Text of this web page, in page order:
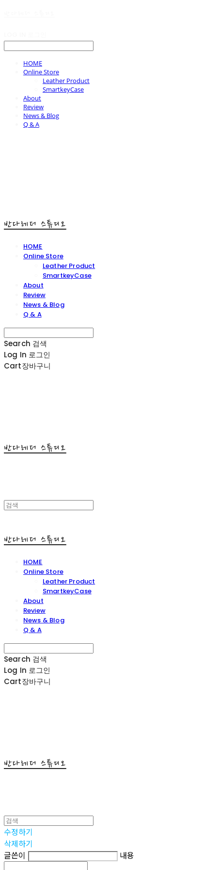
HOME
Online Store
Leather Product
SmartkeyCase
About
Review
News & Blog
Q & A
반다레더 스튜디오
HOME
Online Store
Leather Product
SmartkeyCase
About
Review
News & Blog
Q & A
Search 검색
Log In 로그인
Cart장바구니
반다레더 스튜디오
반다레더 스튜디오
HOME
Online Store
Leather Product
SmartkeyCase
About
Review
News & Blog
Q & A
Search 검색
Log In 로그인
Cart장바구니
반다레더 스튜디오
수정하기
삭제하기
글쓴이
내용